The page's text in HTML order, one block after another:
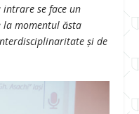
se face un
la momentul ăsta
și de